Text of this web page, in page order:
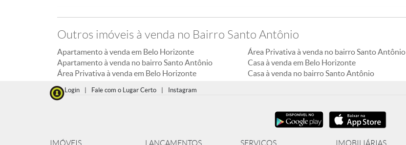
Outros imóveis à venda no Bairro Santo Antônio
Apartamento à venda em Belo Horizonte
Apartamento à venda no bairro Santo Antônio
Área Privativa à venda em Belo Horizonte
Área Privativa à venda no bairro Santo Antônio
Casa à venda em Belo Horizonte
Casa à venda no bairro Santo Antônio
Login Fale com o Lugar Certo Instagram
IMÓVEIS LANÇAMENTOS SERVIÇOS IMOBILIÁRIAS